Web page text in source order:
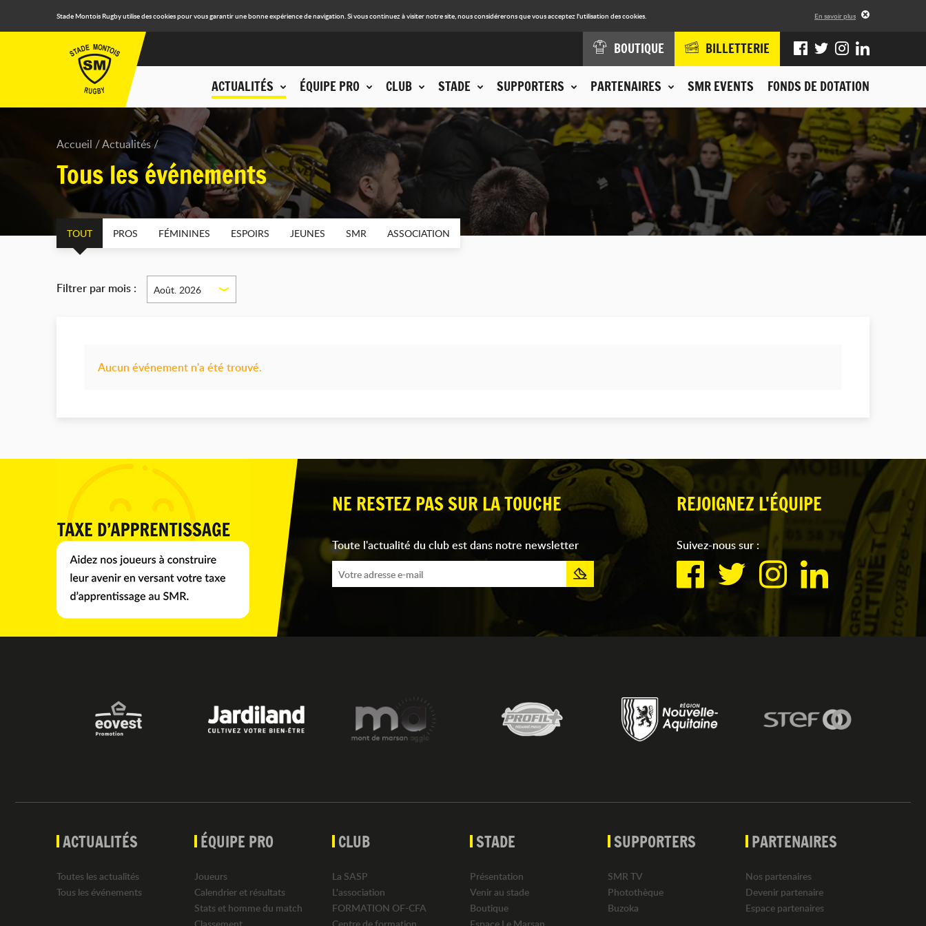
Stade Montois Rugby utilise des cookies pour vous garantir une bonne expérience de navigation. Si vous continuez à visiter notre site, nous considérerons que vous acceptez l'utilisation des cookies. En savoir plus
ACTUALITÉS ÉQUIPE PRO CLUB STADE SUPPORTERS PARTENAIRES SMR EVENTS FONDS DE DOTATION
BOUTIQUE BILLETTERIE
Accueil Actualités
Tous les événements
TOUT PROS FÉMININES ESPOIRS JEUNES SMR ASSOCIATION
Filtrer par mois : Août. 2026
Aucun événement n'a été trouvé.
NE RESTEZ PAS SUR LA TOUCHE
Toute l'actualité du club est dans notre newsletter
REJOIGNEZ L'ÉQUIPE
Suivez-nous sur :
ACTUALITÉS
Toutes les actualités
Tous les événements
ÉQUIPE PRO
Joueurs
Calendrier et résultats
Stats et homme du match
CLUB
La SASP
L'association
FORMATION OF-CFA
STADE
Présentation
Venir au stade
Boutique
SUPPORTERS
SMR TV
Photothèque
Buzoka
PARTENAIRES
Nos partenaires
Devenir partenaire
Espace partenaires